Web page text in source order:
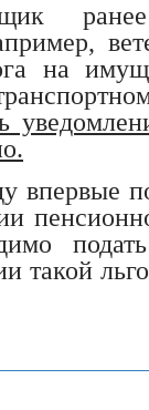
на
впервые
такой